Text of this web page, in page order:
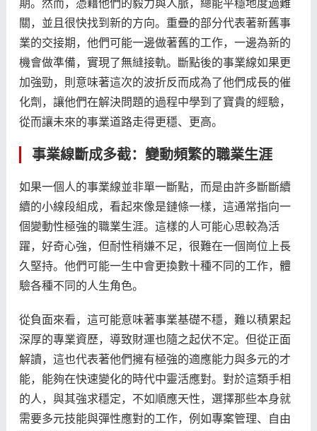
期。然而，憑藉他們的毅力與人脈，總能平穩地度過難
關，並且很快找到新的方向。重疊的部分代表著新舊事
業的交接期，他們可能一邊做著舊的工作，一邊為新的
機會做準備，實現了無縫接軌。斷點後的事業線如果更
加強勁，則意味著這次的波折反而成為了他們成長的催
化劑，讓他們在解決問題的過程中學到了寶貴的經驗，
從而讓未來的事業道路走得更穩、更高。
事業線斷成多截：變動頻繁的職業生涯
如果一個人的事業線並非單一斷點，而是由許多斷斷續
續的小線段組成，看起來像是鏈條一樣，這通常指向一
個變動性極強的職業生涯。這樣的人可能心思較為活
躍，好奇心強，但耐性稍嫌不足，很難在一個崗位上長
久堅持。他們可能一生中會更換數十種不同的工作，體
驗各種不同的人生角色。
從負面來看，這可能意味著事業基礎不穩，難以積累起
深厚的專業資歷，導致財運也隨之起伏不定。但從正面
解讀，這也代表著他們擁有極強的適應能力與多元的才
能，能夠在快速變化的時代中靈活應對。對於這類手相
的人，與其強求穩定，不如順應天性，選擇那些本身就
需要多元技能與彈性應對的工作，例如專案管理、自由